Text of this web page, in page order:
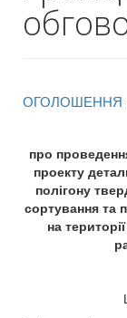
ОГОЛОШЕННЯ
про
проекту
полігону
сортування та
на